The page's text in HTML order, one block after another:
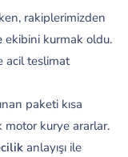
rakiplerimizden
ekibini kurmak oldu.
acil teslimat
paketi kısa
motor kurye ararlar.
anlayışı ile